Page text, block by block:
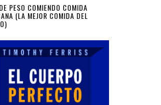
PESO COMIENDO COMIDA
(LA MEJOR COMIDA DEL